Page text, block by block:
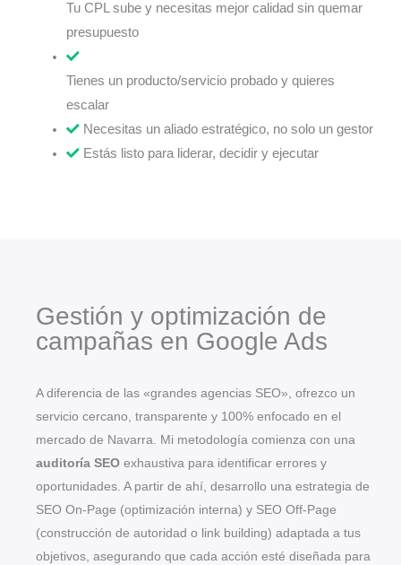
Tu CPL sube y necesitas mejor calidad sin quemar
presupuesto
Tienes un producto/servicio probado y quieres
escalar
Necesitas un aliado estratégico, no solo un gestor
Estás listo para liderar, decidir y ejecutar
Gestión y optimización de
campañas en Google Ads
A diferencia de las «grandes agencias SEO», ofrezco un
servicio cercano, transparente y 100% enfocado en el
mercado de Navarra. Mi metodología comienza con una
auditoría SEO exhaustiva para identificar errores y
oportunidades. A partir de ahí, desarrollo una estrategia de
SEO On-Page (optimización interna) y SEO Off-Page
(construcción de autoridad o link building) adaptada a tus
objetivos, asegurando que cada acción esté diseñada para